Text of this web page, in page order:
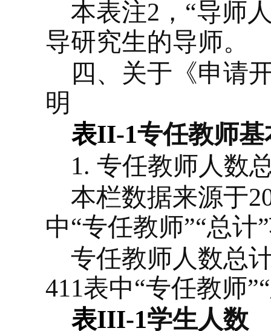
本表注2 ，“导师
导研究生的导师。
四、关于《申请
明
表II-1专任教师
1.专任教师人数
本栏数据来源于
中“专任教师”“总计
专任教师人数总
411表中“专任教师
表III-1学生人数